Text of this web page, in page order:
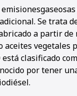
Se trata
a partir de
aceites vegetales
clasificado
por tener